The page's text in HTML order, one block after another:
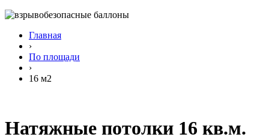
Главная
›
По площади
›
16 м2
Натяжные потолки 16 кв.м.